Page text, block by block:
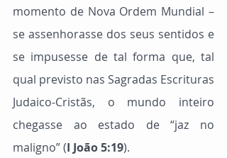
momento de Nova Ordem Mundial –
se assenhorasse dos seus sentidos e
se impusesse de tal forma que, tal
qual previsto nas Sagradas Escrituras
Judaico-Cristãs, o mundo inteiro
chegasse ao estado de “jaz no
maligno” (I João 5:19).